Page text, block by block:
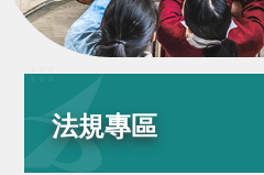
:::
法規專區